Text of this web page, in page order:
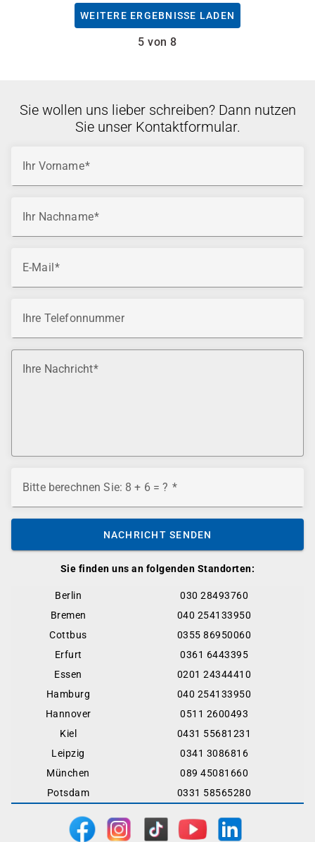
WEITERE ERGEBNISSE LADEN
5 von 8
Sie finden uns an folgenden Standorten:
Berlin
030 28493760
Bremen
040 254133950
Cottbus
0355 86950060
Erfurt
0361 6443395
Essen
0201 24344410
Hamburg
040 254133950
Hannover
0511 2600493
Kiel
0431 55681231
Leipzig
0341 3086816
München
089 45081660
Potsdam
0331 58565280
Sie wollen uns lieber schreiben? Dann nutzen
Sie unser Kontaktformular.
Ihr Vorname
Ihr Nachname
E-Mail
Ihre Telefonnummer
Ihre Nachricht
Bitte berechnen Sie: 8 + 6 = ?
NACHRICHT SENDEN